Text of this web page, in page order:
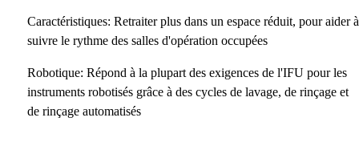
Caractéristiques: Retraiter plus dans un espace réduit, pour aider à
suivre le rythme des salles d'opération occupées
Robotique: Répond à la plupart des exigences de l'IFU pour les
instruments robotisés grâce à des cycles de lavage, de rinçage et
de rinçage automatisés